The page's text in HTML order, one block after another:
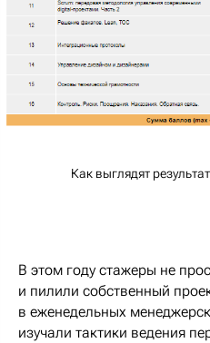
Как выглядят
В этом году стажеры не
и пилили собственный
в еженедельных
изучали тактики ведения